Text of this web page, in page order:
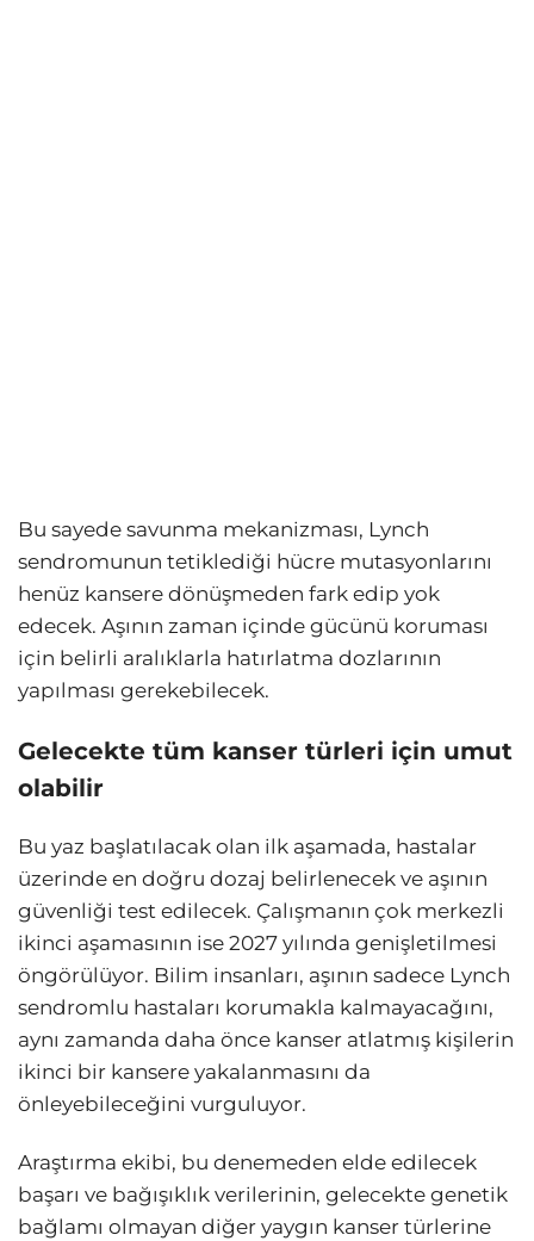
Bu sayede savunma mekanizması, Lynch
sendromunun tetiklediği hücre mutasyonlarını
henüz kansere dönüşmeden fark edip yok
edecek. Aşının zaman içinde gücünü koruması
için belirli aralıklarla hatırlatma dozlarının
yapılması gerekebilecek.
Gelecekte tüm kanser türleri için umut
olabilir
Bu yaz başlatılacak olan ilk aşamada, hastalar
üzerinde en doğru dozaj belirlenecek ve aşının
güvenliği test edilecek. Çalışmanın çok merkezli
ikinci aşamasının ise 2027 yılında genişletilmesi
öngörülüyor. Bilim insanları, aşının sadece Lynch
sendromlu hastaları korumakla kalmayacağını,
aynı zamanda daha önce kanser atlatmış kişilerin
ikinci bir kansere yakalanmasını da
önleyebileceğini vurguluyor.
Araştırma ekibi, bu denemeden elde edilecek
başarı ve bağışıklık verilerinin, gelecekte genetik
bağlamı olmayan diğer yaygın kanser türlerine